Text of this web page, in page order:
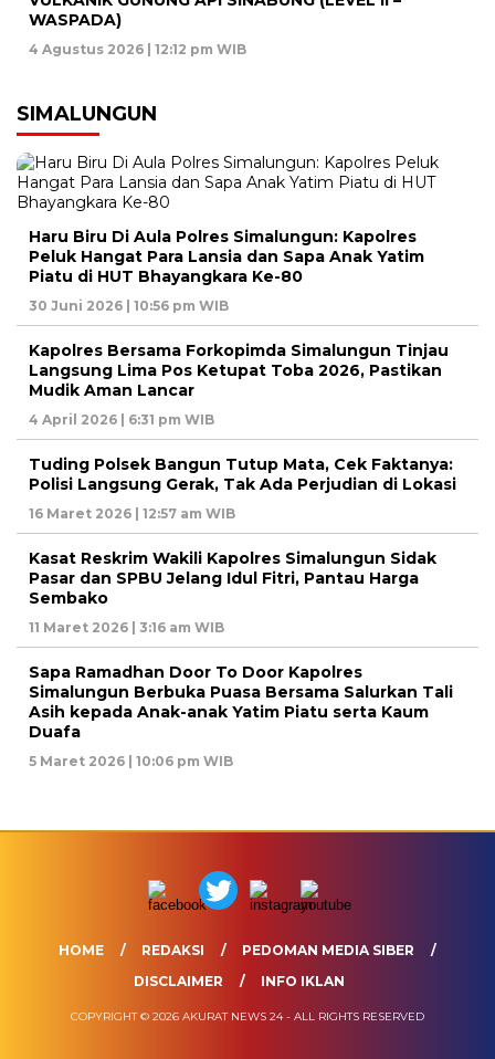
WASPADA)
4 Agustus 2026 | 12:12 pm WIB
SIMALUNGUN
Haru Biru Di Aula Polres Simalungun: Kapolres
Peluk Hangat Para Lansia dan Sapa Anak Yatim
Piatu di HUT Bhayangkara Ke-80
30 Juni 2026 | 10:56 pm WIB
Kapolres Bersama Forkopimda Simalungun Tinjau
Langsung Lima Pos Ketupat Toba 2026, Pastikan
Mudik Aman Lancar
4 April 2026 | 6:31 pm WIB
Tuding Polsek Bangun Tutup Mata, Cek Faktanya:
Polisi Langsung Gerak, Tak Ada Perjudian di Lokasi
16 Maret 2026 | 12:57 am WIB
Kasat Reskrim Wakili Kapolres Simalungun Sidak
Pasar dan SPBU Jelang Idul Fitri, Pantau Harga
Sembako
11 Maret 2026 | 3:16 am WIB
Sapa Ramadhan Door To Door Kapolres
Simalungun Berbuka Puasa Bersama Salurkan Tali
Asih kepada Anak-anak Yatim Piatu serta Kaum
Duafa
5 Maret 2026 | 10:06 pm WIB
HOME REDAKSI
PEDOMAN MEDIA SIBER
DISCLAIMER
INFO IKLAN
COPYRIGHT © 2026 AKURAT NEWS 24 - ALL RIGHTS RESERVED